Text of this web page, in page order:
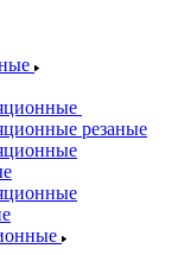
резаные